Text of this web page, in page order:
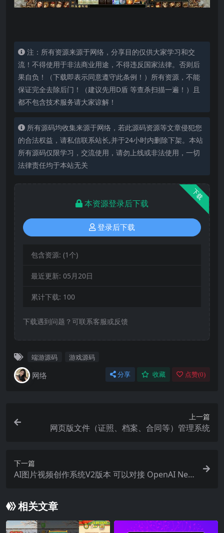
注：所有资源来源于网络，分享目的仅供大家学习和交
流！不得使用于非法商业用途，不得违反国家法律。否则后
果自负！（下载即表示同意遵守此条例！）所有资源，不能
保证完全去除后门！（建议先用D盾 等查杀扫描一遍！）且
都不包含技术服务请大家谅解！
所有源码均收集来源于网络，若此源码资源等文章侵犯您
的合法权益，请私信联系站长,并于24小时内删除下架。本站
所有源码仅限学习，交流使用，请勿上线或非法使用，一切
法律责任均于本站无关
下载
本资源登录后下载
登录后下载
包含资源: (1个)
最近更新: 05月20日
累计下载: 100
下载遇到问题？可联系客服或反馈
端游源码 游戏源码
网络 分享 收藏 点赞(0)
上一篇
网页版文件（证照、档案、合同等）管理系统
下一篇
AI图片视频创作系统V2版本 可以对接 OpenAI New
相关文章